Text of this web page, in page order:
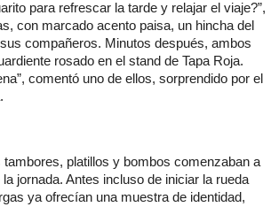
para refrescar la tarde y relajar el viaje?”,
con marcado acento paisa, un hincha del
compañeros. Minutos después, ambos
rosado en el stand de Tapa Roja.
comentó uno de ellos, sorprendido por el
tambores, platillos y bombos comenzaban a
jornada. Antes incluso de iniciar la rueda
ya ofrecían una muestra de identidad,